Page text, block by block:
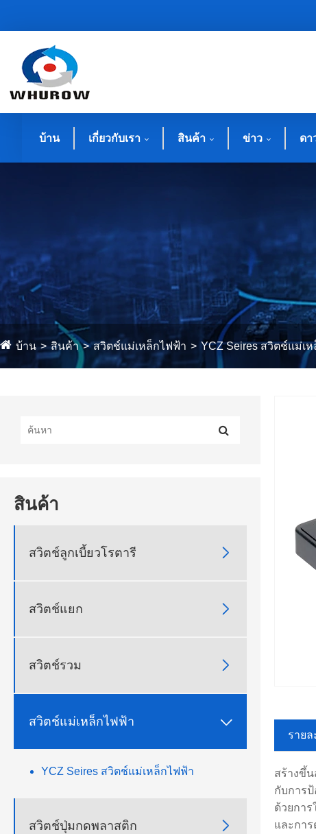
บ้าน เกี่ยวกับเรา สินค้า ข่าว ดา
บ้าน สินค้า สวิตช์แม่เหล็กไฟฟ้า YCZ Seires สวิตช์แม่เ
สินค้า
สวิตช์ลูกเบี้ยวโรตารี 
สวิตช์แยก 
สวิตช์รวม 
สวิตช์แม่เหล็กไฟฟ้า 
YCZ Seires สวิตช์แม่เหล็กไฟฟ้า
สวิตช์ปุ่มกดพลาสติก 
รายล
สร้างขึ้
กับการ
ด้วยกา
และกา